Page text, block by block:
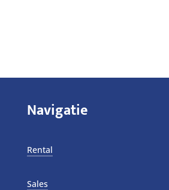
Navigatie
Rental
Sales